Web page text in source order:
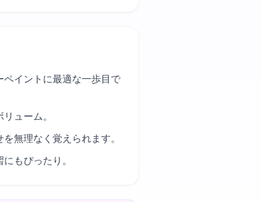
イントに最適な一歩目で
ューム。
無理なく覚えられます。
もぴったり。